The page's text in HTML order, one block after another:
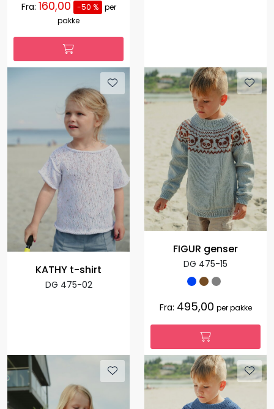
Fra: 160,00 -50 %
per
pakke
KATHY t-shirt
DG 475-02
FIGUR genser
DG 475-15
Fra: 495,00 per pakke